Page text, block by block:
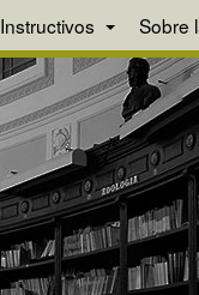
Instructivos Sobre